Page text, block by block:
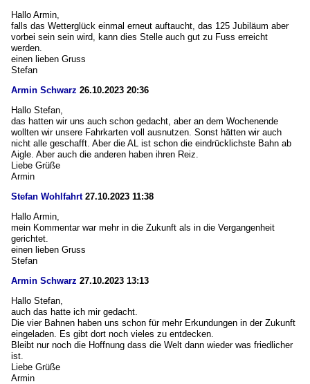
Hallo Armin,
falls das Wetterglück einmal erneut auftaucht, das 125 Jubiläum aber
vorbei sein sein wird, kann dies Stelle auch gut zu Fuss erreicht
werden.
einen lieben Gruss
Stefan
Armin Schwarz 26.10.2023 20:36
Hallo Stefan,
das hatten wir uns auch schon gedacht, aber an dem Wochenende
wollten wir unsere Fahrkarten voll ausnutzen. Sonst hätten wir auch
nicht alle geschafft. Aber die AL ist schon die eindrücklichste Bahn ab
Aigle. Aber auch die anderen haben ihren Reiz.
Liebe Grüße
Armin
Stefan Wohlfahrt27.10.2023 11:38
Hallo Armin,
mein Kommentar war mehr in die Zukunft als in die Vergangenheit
gerichtet.
einen lieben Gruss
Stefan
Armin Schwarz 27.10.2023 13:13
Hallo Stefan,
auch das hatte ich mir gedacht.
Die vier Bahnen haben uns schon für mehr Erkundungen in der Zukunft
eingeladen. Es gibt dort noch vieles zu entdecken.
Bleibt nur noch die Hoffnung dass die Welt dann wieder was friedlicher
ist.
Liebe Grüße
Armin